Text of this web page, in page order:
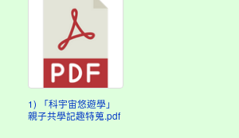
1) 「科宇宙悠遊學」
親子共學記趣特蒐.pdf